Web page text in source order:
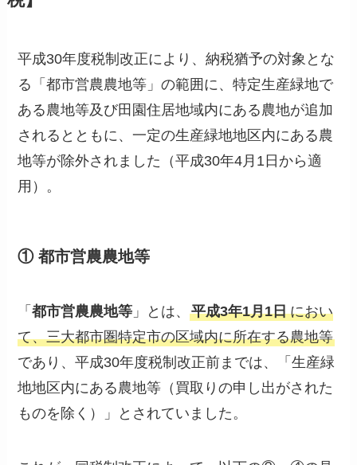
平成30年度税制改正により、納税猶予の対象とな
る「都市営農農地等」の範囲に、特定生産緑地で
ある農地等及び田園住居地域内にある農地が追加
されるとともに、一定の生産緑地地区内にある農
地等が除外されました（平成30年4月1日から適
用）。
① 都市営農農地等
「都市営農農地等 」とは、平成3年1月1日 におい
て、三大都市圏特定市の区域内に所在する農地等
であり、平成30年度税制改正前までは、「生産緑
地地区内にある農地等（買取りの申し出がされた
ものを除く）」とされていました。